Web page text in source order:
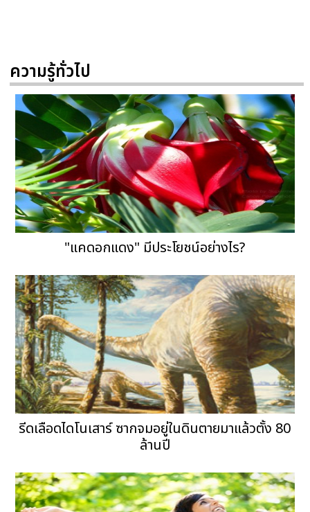
ความรู้ทั่วไป
"แคดอกแดง" มีประโยชน์อย่างไร?
รีดเลือดไดโนเสาร์ ซากจมอยู่ในดินตายมาแล้วตั้ง 80
ล้านปี